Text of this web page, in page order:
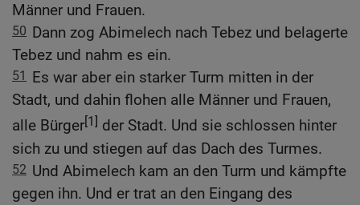
Männer und Frauen.
50 Dann zog Abimelech nach Tebez und belagerte
Tebez und nahm es ein.
51
Es war aber ein starker Turm mitten in der
Stadt, und dahin flohen alle Männer und Frauen,
alle Bürger[1] der Stadt. Und sie schlossen hinter
sich zu und stiegen auf das Dach des Turmes.
52 Und Abimelech kam an den Turm und kämpfte
gegen ihn. Und er trat an den Eingang des